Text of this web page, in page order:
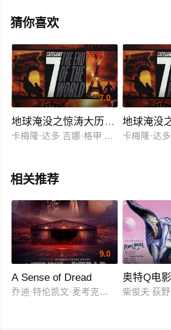
猜你喜欢
7.0
地球淹没之惊涛大历险（原声版）
卡梅隆·达多 吉娜·格申 莎侬·多赫提 兰
地球淹没
卡梅隆·达
相关推荐
9.0
A Sense of Dread
乔迪·特伦凯文·麦考克尔虹膜
奥特Q电
柴俊夫 荻